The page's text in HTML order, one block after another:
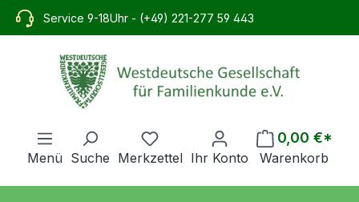
springen
Service 9-18Uhr - (+49) 221-277 59 443
Menü Suche Merkzettel Ihr Konto
0,00 €*
Warenkorb